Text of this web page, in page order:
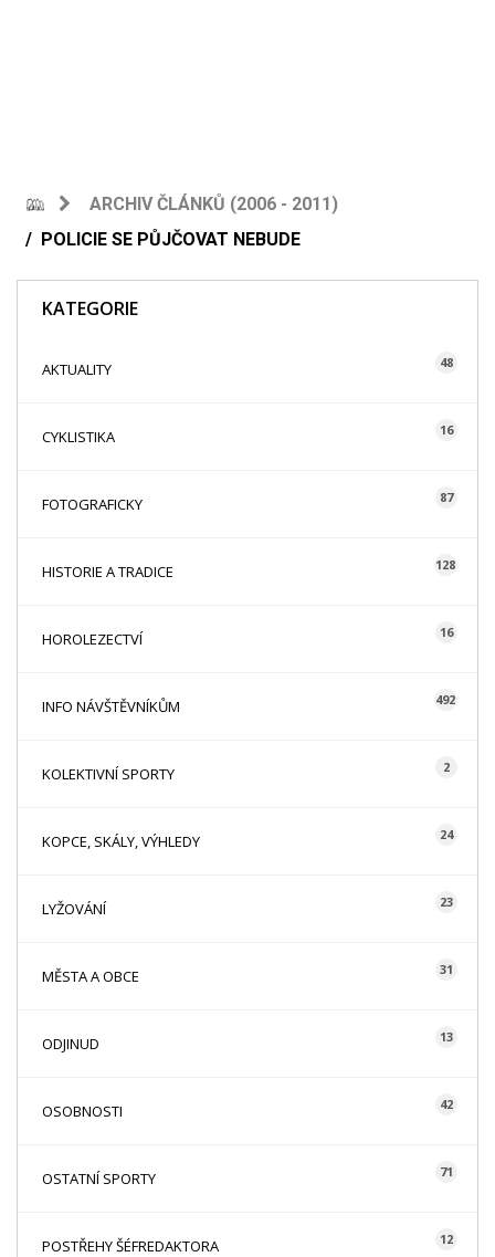
ARCHIV ČLÁNKŮ (2006 - 2011)
POLICIE SE PŮJČOVAT NEBUDE
KATEGORIE
AKTUALITY 48
CYKLISTIKA 16
FOTOGRAFICKY 87
HISTORIE A TRADICE 128
HOROLEZECTVÍ 16
INFO NÁVŠTĚVNÍKŮM 492
KOLEKTIVNÍ SPORTY 2
KOPCE, SKÁLY, VÝHLEDY 24
LYŽOVÁNÍ 23
MĚSTA A OBCE 31
ODJINUD 13
OSOBNOSTI 42
OSTATNÍ SPORTY 71
POSTŘEHY ŠÉFREDAKTORA 12